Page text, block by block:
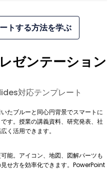
トする方法を学ぶ
ゼンテーション
対応テンプレート
たブルーと同心円背景でスマートに
す。授業の講義資料、研究発表、社
く活用できます。
能。アイコン、地図、図解パーツも
せ方を効率化できます。PowerPoint